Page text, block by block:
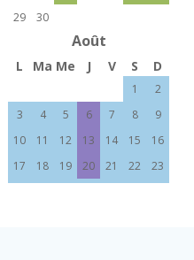
29
30
Août
L Ma Me J V S D
1
2
3
4 5 6 7 8
9
10
11 12 13 14 15
16
17
18 19 20 21 22
23